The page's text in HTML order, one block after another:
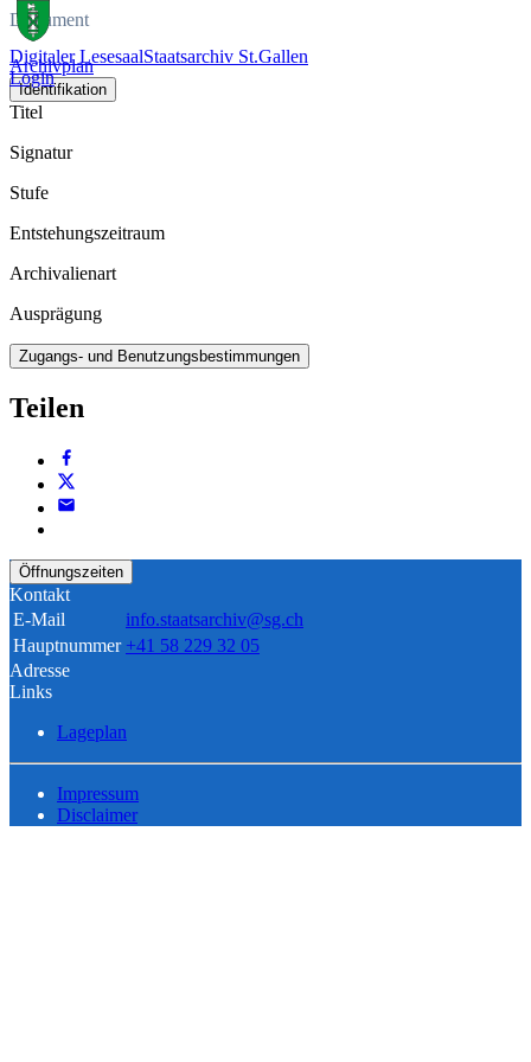
Digitaler LesesaalStaatsarchiv St.Gallen
Login
Dokument
Archivplan
Identifikation
Titel
Signatur
Stufe
Entstehungszeitraum
Archivalienart
Ausprägung
Zugangs- und Benutzungsbestimmungen
Teilen
Öffnungszeiten
Kontakt
E-Mail
info.staatsarchiv@sg.ch
Hauptnummer +41 58 229 32 05
Adresse
Links
Lageplan
Impressum
Disclaimer